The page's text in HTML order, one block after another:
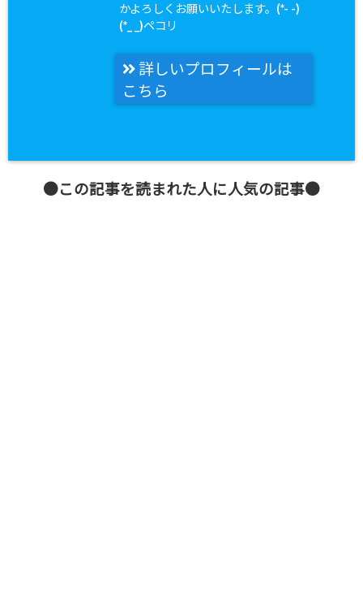
かよろしくお願いいたします。(*- -)
(*_ _)ペコリ
詳しいプロフィールは
こちら
●この記事を読まれた人に人気の記事●